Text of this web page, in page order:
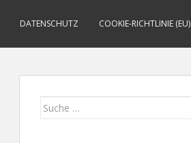
DATENSCHUTZ COOKIE-RICHTLINIE (EU)
Suche